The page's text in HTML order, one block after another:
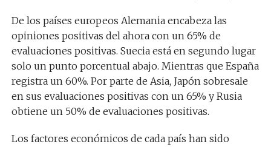
De los países europeos Alemania encabeza las
opiniones positivas del ahora con un 65% de
evaluaciones positivas. Suecia está en segundo lugar
solo un punto porcentual abajo. Mientras que España
registra un 60%. Por parte de Asia, Japón sobresale
en sus evaluaciones positivas con un 65% y Rusia
obtiene un 50% de evaluaciones positivas.
Los factores económicos de cada país han sido